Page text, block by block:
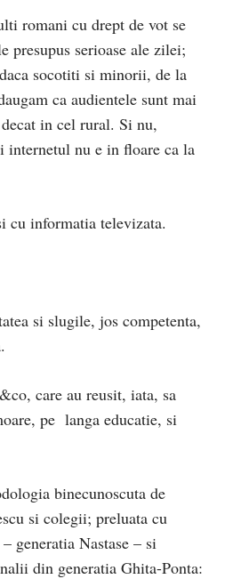
romani cu drept de vot se
presupus serioase ale zilei;
socotiti si minorii, de la
ca audientele sunt mai
in cel rural. Si nu,
nu e in floare ca la
cu informatia televizata.
si slugile, jos competenta,
care au reusit, iata, sa
pe langa educatie, si
binecunoscuta de
si colegii; preluata cu
generatia Nastase – si
din generatia Ghita-Ponta: